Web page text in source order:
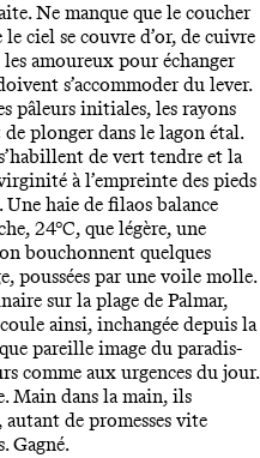
Ne manque que le coucher
ciel se couvre d’or, de cuivre
amoureux pour échanger
s’accommoder du lever.
pâleurs initiales, les rayons
de plonger dans le lagon étal.
de vert tendre et la
à l’empreinte des pieds
Une haie de filaos balance
24°C, que légère, une
bouchonnent quelques
poussées par une voile molle.
sur la plage de Palmar,
ainsi, inchangée depuis la
pareille image du paradis-
comme aux urgences du jour.
Main dans la main, ils
de promesses vite
Gagné.